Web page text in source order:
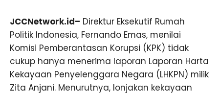
JCCNetwork.id– Direktur Eksekutif Rumah
Politik Indonesia, Fernando Emas, menilai
Komisi Pemberantasan Korupsi (KPK) tidak
cukup hanya menerima laporan Laporan Harta
Kekayaan Penyelenggara Negara (LHKPN) milik
Zita Anjani. Menurutnya, lonjakan kekayaan